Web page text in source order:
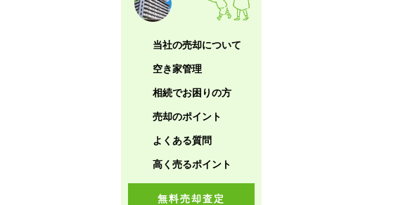
当社の売却について
空き家管理
相続でお困りの方
売却のポイント
よくある質問
高く売るポイント
無料売却査定